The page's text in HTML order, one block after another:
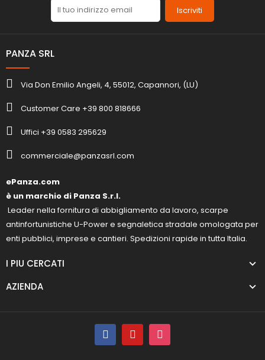
Iscriviti
PANZA SRL
Via Don Emilio Angeli, 4, 55012, Capannori, (LU)
Customer Care +39 800 818666
Uffici +39 0583 295629
commerciale@panzasrl.com
ePanza.com
è un marchio di Panza S.r.l.
Leader nella fornitura di abbigliamento da lavoro, scarpe
antinfortunistiche U-Power e segnaletica stradale omologata per
enti pubblici, imprese e cantieri. Spedizioni rapide in tutta Italia.
I PIU CERCATI
AZIENDA